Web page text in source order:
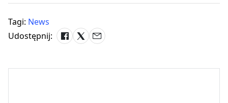
Tagi: News
Udostępnij: